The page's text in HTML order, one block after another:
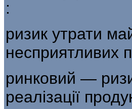
:
ризик утрати
несприятли­вих
ринковий —
ре­алізації